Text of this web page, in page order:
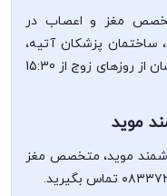
مغز و اعصاب در
ساختمان پزشکان آتیه،
طبقه ۴ واقع شده است. ساعت کاری ایشان از روزهای زوج از 15:30
موید
موید، متخصص مغز